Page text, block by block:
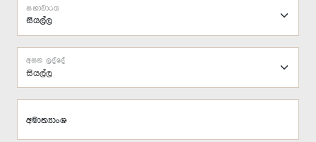
සභාවාරය
සියල්ල
අසන ලද්දේ
අමාත්‍යාංශ